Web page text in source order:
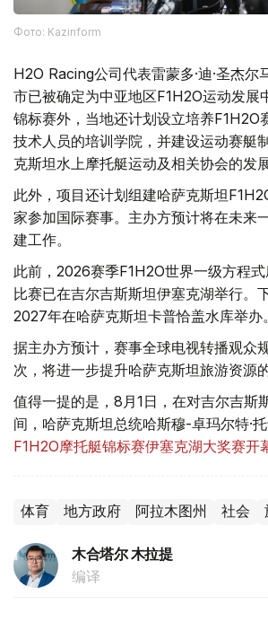
Фото: Kazinform
H2O Racing公司代表雷蒙多·迪·圣杰尔
市已被确定为中亚地区F1H2O运动发展
锦标赛外，当地还计划设立培养F1H2O
技术人员的培训学院，并建设运动赛艇
克斯坦水上摩托艇运动及相关协会的发展
此外，项目还计划组建哈萨克斯坦
家参加国际赛事。主办方预计将在未来
建工作。
此前，2026赛季F1H2O世界一级方程
比赛已在吉尔吉斯斯坦伊塞克湖举行。
2027年在哈萨克斯坦卡普恰盖水库举办。
据主办方预计，赛事全球电视转播观众
次，将进一步提升哈萨克斯坦旅游资源
值得一提的是，8月1日，在对吉尔吉斯
间，哈萨克斯坦总统哈斯穆-卓玛尔特·
F1H2O摩托艇锦标赛伊塞克湖大奖赛开
体育 地方政府 阿拉木图州 社会
木合塔尔 木拉提
编译